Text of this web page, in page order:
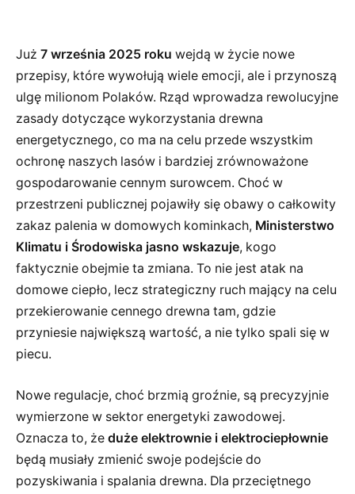
Już 7 września 2025 roku wejdą w życie nowe
przepisy, które wywołują wiele emocji, ale i przynoszą
ulgę milionom Polaków. Rząd wprowadza rewolucyjne
zasady dotyczące wykorzystania drewna
energetycznego, co ma na celu przede wszystkim
ochronę naszych lasów i bardziej zrównoważone
gospodarowanie cennym surowcem. Choć w
przestrzeni publicznej pojawiły się obawy o całkowity
zakaz palenia w domowych kominkach, Ministerstwo
Klimatu i Środowiska jasno wskazuje, kogo
faktycznie obejmie ta zmiana. To nie jest atak na
domowe ciepło, lecz strategiczny ruch mający na celu
przekierowanie cennego drewna tam, gdzie
przyniesie największą wartość, a nie tylko spali się w
piecu.
Nowe regulacje, choć brzmią groźnie, są precyzyjnie
wymierzone w sektor energetyki zawodowej.
Oznacza to, że duże elektrownie i elektrociepłownie
będą musiały zmienić swoje podejście do
pozyskiwania i spalania drewna. Dla przeciętnego